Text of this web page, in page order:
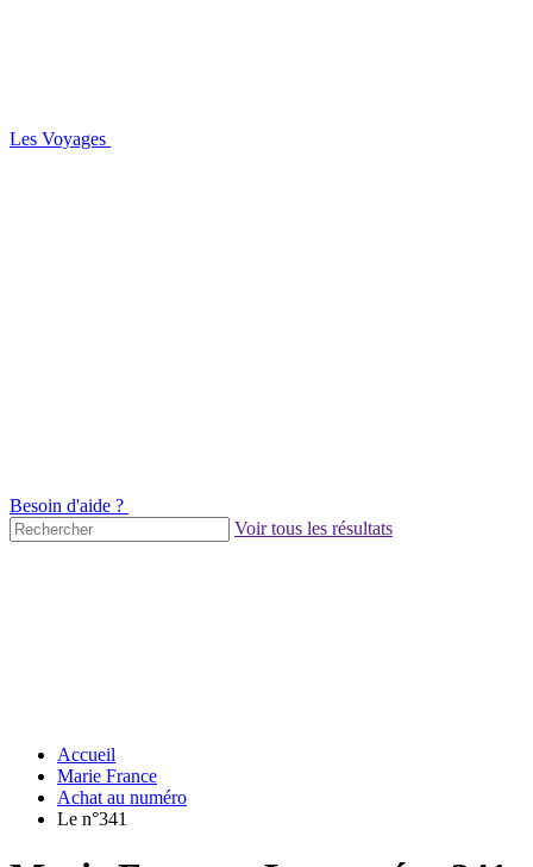
Les Voyages
Besoin d'aide ?
Voir tous les résultats
Accueil
Marie France
Achat au numéro
Le n°341